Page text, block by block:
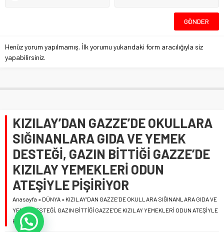
Henüz yorum yapılmamış. İlk yorumu yukarıdaki form aracılığıyla siz
yapabilirsiniz.
KIZILAY’DAN GAZZE’DE OKULLARA
SIĞINANLARA GIDA VE YEMEK
DESTEĞİ, GAZIN BİTTİĞİ GAZZE’DE
KIZILAY YEMEKLERİ ODUN
ATEŞİYLE PİŞİRİYOR
Anasayfa » DÜNYA » KIZILAY’DAN GAZZE’DE OKULLARA SIĞINANLARA GIDA VE
YEMEK DESTEĞİ, GAZIN BİTTİĞİ GAZZE’DE KIZILAY YEMEKLERİ ODUN ATEŞİYLE
PİŞİRİYOR